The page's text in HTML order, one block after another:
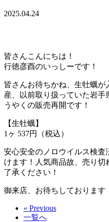
2025.04.24
皆さんこんにちは！
行徳彦酉のいっしーです！
皆さんお待ちかね、生牡蠣
産、以前取り扱っていた岩手
うやくの販売再開です！
【生牡蠣】
1ヶ 537円（税込）
安心安全のノロウイルス検
けます！人気商品故、売り
了承ください！
御来店、お待ちしております
« Previous
一覧へ